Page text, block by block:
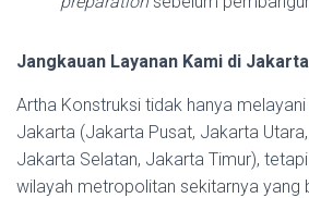
Jangkauan Layanan Kami di
Artha Konstruksi tidak hanya melayani
Jakarta (Jakarta Pusat, Jakarta
Jakarta Selatan, Jakarta Timur),
wilayah metropolitan sekitarnya yang